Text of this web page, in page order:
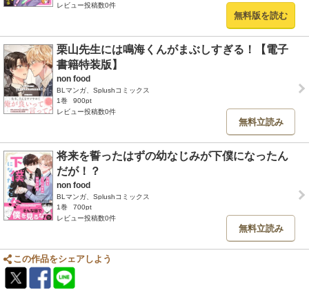
レビュー投稿数0件
無料版を読む
栗山先生には鳴海くんがまぶしすぎる！【電子
書籍特装版】
non food
BLマンガ、Splushコミックス
1巻
900pt
レビュー投稿数0件
無料立読み
将来を誓ったはずの幼なじみが下僕になったん
だが！？
non food
BLマンガ、Splushコミックス
1巻
700pt
レビュー投稿数0件
無料立読み
この作品をシェアしよう